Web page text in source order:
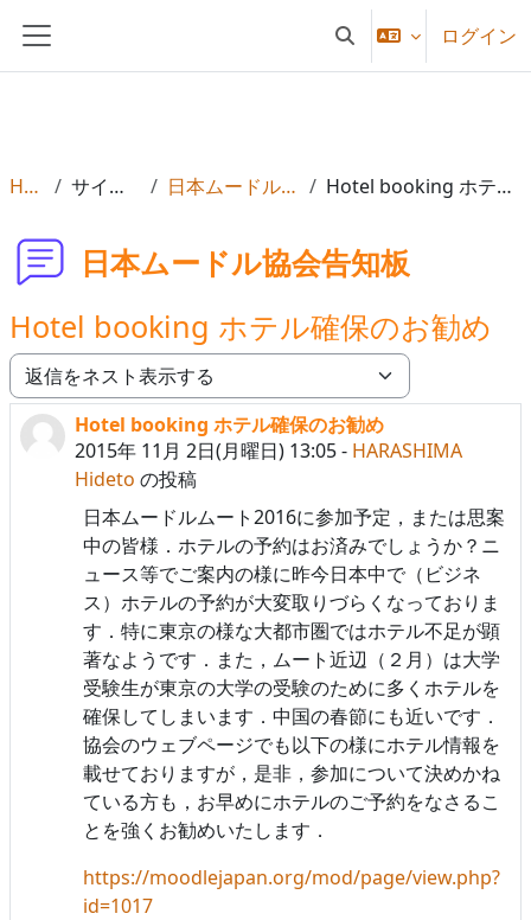
サイドパネル 検索入力に切り替える
ログイン
Home サイトページ 日本ムードル協会告知板 Hotel booking ホテル確保のお勧め
日本ムードル協会告知板
Hotel booking ホテル確保のお勧め
表示モード
Hotel booking ホテル確保のお勧め
2015年 11月 2日(月曜日) 13:05- HARASHIMA
Hideto の投稿
返信数: 0
日本ムードルムート2016に参加予定，または思案
中の皆様．ホテルの予約はお済みでしょうか？ニ
ュース等でご案内の様に昨今日本中で（ビジネ
ス）ホテルの予約が大変取りづらくなっておりま
す．特に東京の様な大都市圏ではホテル不足が顕
著なようです．また，ムート近辺（２月）は大学
受験生が東京の大学の受験のために多くホテルを
確保してしまいます．中国の春節にも近いです．
協会のウェブページでも以下の様にホテル情報を
載せておりますが，是非，参加について決めかね
ている方も，お早めにホテルのご予約をなさるこ
とを強くお勧めいたします．
https://moodlejapan.org/mod/page/view.php?
id=1017